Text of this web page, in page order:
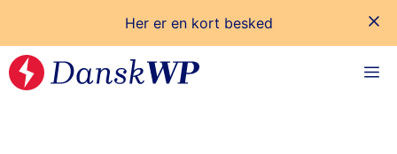
Her er en kort besked
Hop
til